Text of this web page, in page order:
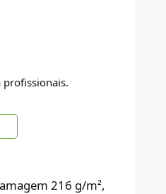
profissionais.
216 g/m²,